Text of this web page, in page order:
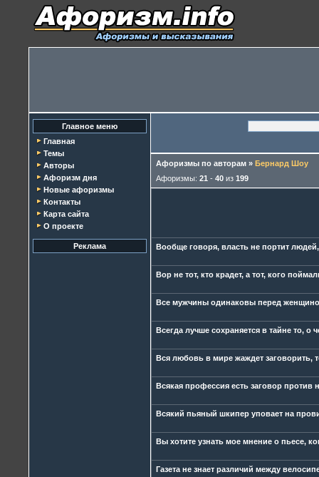
Главное меню
Главная
Темы
Авторы
Афоризм дня
Новые афоризмы
Контакты
Карта сайта
О проекте
Реклама
Афоризмы по авторам » Бернард Шоу
Афоризмы: 21 - 40 из 199
Вообще говоря, власть не портит людей,
Вор не тот, кто крадет, а тот, кого
Все мужчины одинаковы перед
Всегда лучше сохраняется в тайне то, о
Вся любовь в мире жаждет заговорить,
Всякая профессия есть заговор против
Всякий пьяный шкипер уповает на
Вы хотите узнать мое мнение о пьесе,
Газета не знает различий между